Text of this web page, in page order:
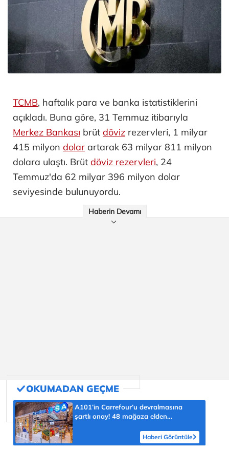
TCMB, haftalık para ve banka istatistiklerini
açıkladı. Buna göre, 31 Temmuz itibarıyla
Merkez Bankası brüt döviz rezervleri, 1 milyar
415 milyon dolar artarak 63 milyar 811 milyon
dolara ulaştı. Brüt döviz rezervleri, 24
Temmuz'da 62 milyar 396 milyon dolar
seviyesinde bulunuyordu.
Haberin Devamı
A101’in Carrefour’u devralmasına
şartlı onay! 48 mağaza elden
Haberi Görüntüle